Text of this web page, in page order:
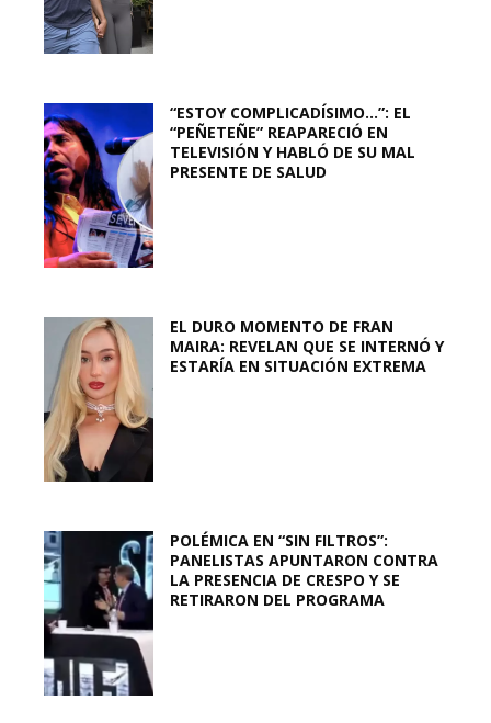
“ESTOY COMPLICADÍSIMO…”: EL
“PEÑETEÑE” REAPARECIÓ EN
TELEVISIÓN Y HABLÓ DE SU MAL
PRESENTE DE SALUD
EL DURO MOMENTO DE FRAN
MAIRA: REVELAN QUE SE INTERNÓ Y
ESTARÍA EN SITUACIÓN EXTREMA
POLÉMICA EN “SIN FILTROS”:
PANELISTAS APUNTARON CONTRA
LA PRESENCIA DE CRESPO Y SE
RETIRARON DEL PROGRAMA